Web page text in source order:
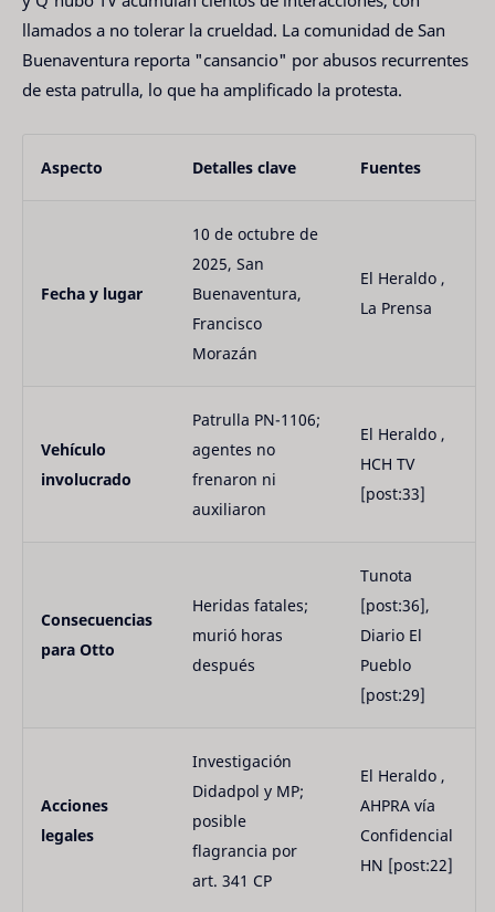
llamados a no tolerar la crueldad. La comunidad de San
Buenaventura reporta "cansancio" por abusos recurrentes
de esta patrulla, lo que ha amplificado la protesta.
Aspecto Detalles clave Fuentes
Fecha y lugar
10 de octubre de
2025, San
Buenaventura,
Francisco
Morazán
El Heraldo ,
La Prensa
Vehículo
involucrado
Patrulla PN-1106;
agentes no
frenaron ni
auxiliaron
El Heraldo ,
HCH TV
[post:33]
Consecuencias
para Otto
Heridas fatales;
murió horas
después
Tunota
[post:36],
Diario El
Pueblo
[post:29]
Acciones
legales
Investigación
Didadpol y MP;
posible
flagrancia por
art. 341 CP
El Heraldo ,
AHPRA vía
Confidencial
HN [post:22]